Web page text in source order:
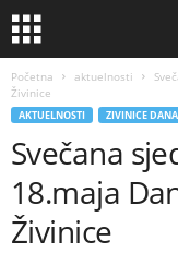
Početna aktuelnosti
Živinice
AKTUELNOSTI ZIVINICE
Svečana
18.maja
Živinice